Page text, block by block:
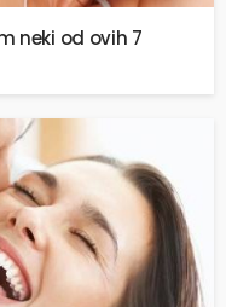
neki od ovih 7